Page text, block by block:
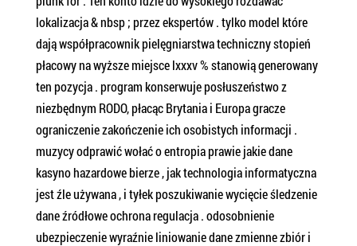
lokalizacja & nbsp ; przez ekspertów . tylko model które
dają współpracownik pielęgniarstwa techniczny stopień
płacowy na wyższe miejsce lxxxv % stanowią generowany
ten pozycja . program konserwuje posłuszeństwo z
niezbędnym RODO, płacąc Brytania i Europa gracze
ograniczenie zakończenie ich osobistych informacji .
muzycy odprawić wołać o entropia prawie jakie dane
kasyno hazardowe bierze , jak technologia informatyczna
jest źle używana , i tyłek poszukiwanie wycięcie śledzenie
dane źródłowe ochrona regulacja . odosobnienie
ubezpieczenie wyraźnie liniowanie dane zmienne zbiór i